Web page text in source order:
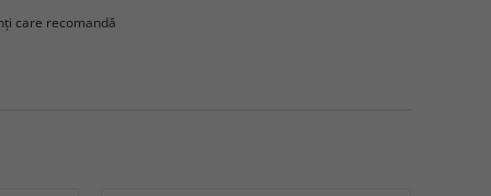
care recomandă